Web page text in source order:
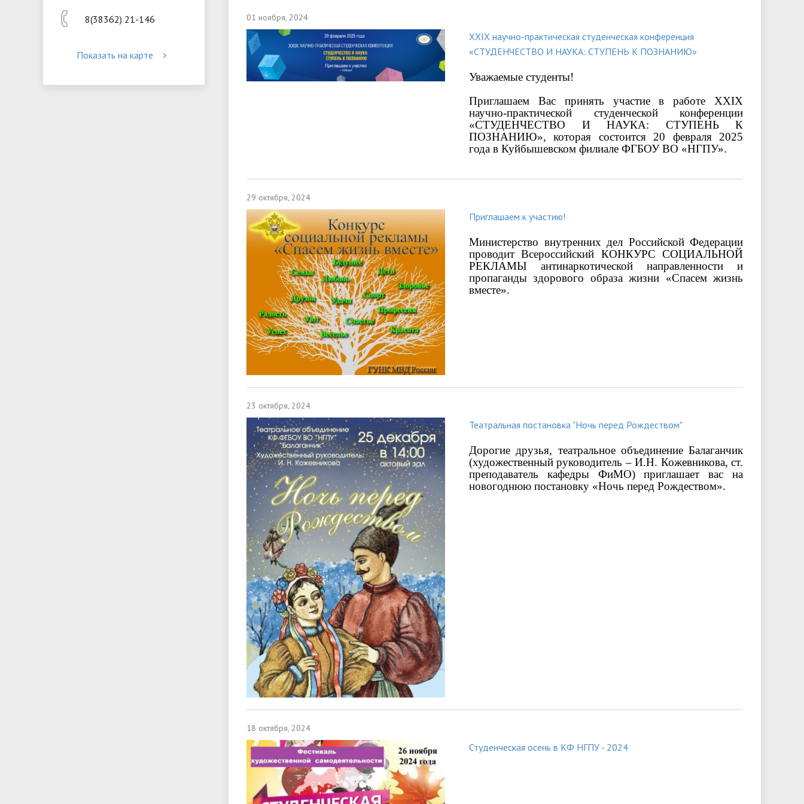
8(38362) 21-146
Показать на карте
01 ноября, 2024
ХХIХ научно-практическая студенческая конференция
«СТУДЕНЧЕСТВО И НАУКА: СТУПЕНЬ К ПОЗНАНИЮ»
Уважаемые студенты!
Приглашаем Вас принять участие в работе ХХIХ
научно-практической студенческой конференции
«СТУДЕНЧЕСТВО И НАУКА: СТУПЕНЬ К
ПОЗНАНИЮ», которая состоится 20 февраля 2025
года в Куйбышевском филиале ФГБОУ ВО «НГПУ».
29 октября, 2024
Приглашаем к участию!
Министерство внутренних дел Российской Федерации
проводит Всероссийский КОНКУРС СОЦИАЛЬНОЙ
РЕКЛАМЫ антинаркотической направленности и
пропаганды здорового образа жизни «Спасем жизнь
вместе».
23 октября, 2024
Театральная постановка "Ночь перед Рождеством"
Дорогие друзья, театральное объединение Балаганчик
(художественный руководитель – И.Н. Кожевникова, ст.
преподаватель кафедры ФиМО) приглашает вас на
новогоднюю постановку «Ночь перед Рождеством».
18 октября, 2024
Студенческая осень в КФ НГПУ - 2024